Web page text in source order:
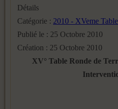
Détails
Catégorie : 2010 - XVeme
Publié le : 25 Octobre 2010
Création : 25 Octobre 2010
XV° Table Ronde de